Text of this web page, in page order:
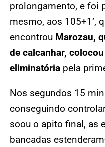
prolongamento, e foi
mesmo, aos 105+1’,
encontrou Marozau,
de calcanhar,
eliminatória pela
Nos segundos 15
conseguindo
soou o apito final, as
bancadas